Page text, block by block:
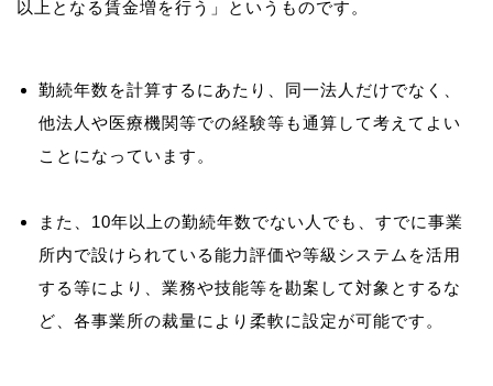
勤続年数を計算するにあたり、同一法人だけでなく、
他法人や医療機関等での経験等も通算して考えてよい
ことになっています。
また、10年以上の勤続年数でない人でも、すでに事業
所内で設けられている能力評価や等級システムを活用
する等により、業務や技能等を勘案して対象とするな
ど、各事業所の裁量により柔軟に設定が可能です。